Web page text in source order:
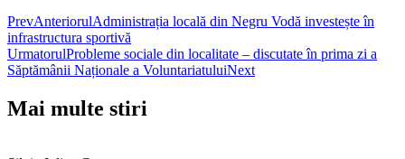
PrevAnteriorulAdministrația locală din Negru Vodă investește în
infrastructura sportivă
UrmatorulProbleme sociale din localitate – discutate în prima zi a
Săptămânii Naționale a VoluntariatuluiNext
Mai multe stiri